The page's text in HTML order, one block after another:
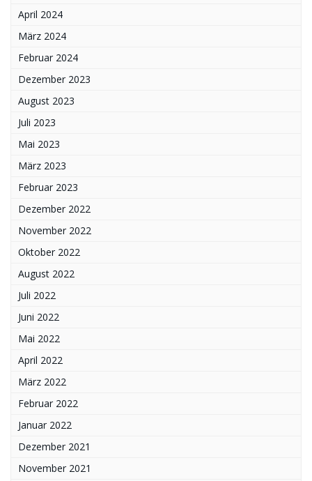
April 2024
März 2024
Februar 2024
Dezember 2023
August 2023
Juli 2023
Mai 2023
März 2023
Februar 2023
Dezember 2022
November 2022
Oktober 2022
August 2022
Juli 2022
Juni 2022
Mai 2022
April 2022
März 2022
Februar 2022
Januar 2022
Dezember 2021
November 2021